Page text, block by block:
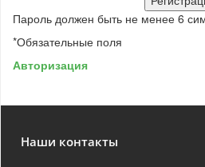
Пароль должен быть не менее 6
*Обязательные поля
Авторизация
Наши контакты